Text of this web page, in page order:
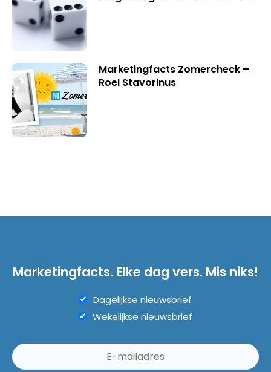
Marketingfacts Zomercheck –
Roel Stavorinus
Marketingfacts. Elke dag vers. Mis niks!
Dagelijkse nieuwsbrief
Wekelijkse nieuwsbrief